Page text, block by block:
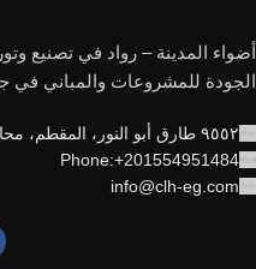
أضواء المدينة – رواد في تصنيع
الجودة للمشروعات والمباني في
٩٥٥٢ طارق أبو النور، المقطم، محافظة القاهرة
Phone:+201554951484
info@clh-eg.com